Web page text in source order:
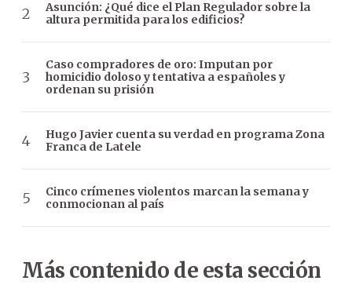
Asunción: ¿Qué dice el Plan Regulador sobre la
altura permitida para los edificios?
Caso compradores de oro: Imputan por
homicidio doloso y tentativa a españoles y
ordenan su prisión
Hugo Javier cuenta su verdad en programa Zona
Franca de Latele
Cinco crímenes violentos marcan la semana y
conmocionan al país
Más contenido de esta sección